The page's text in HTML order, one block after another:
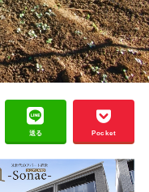
送る Pocket